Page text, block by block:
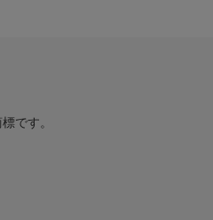
です。